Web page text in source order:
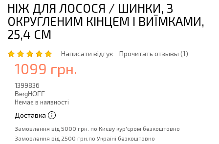
НІЖ ДЛЯ ЛОСОСЯ / ШИНКИ, З
ОКРУГЛЕНИМ КІНЦЕМ І ВИЇМКАМИ,
25,4 СМ
Написати відгук Прочитать отзывы (1)
1099 грн.
1399836
BergHOFF
Немає в наявності
Доставка
Замовлення від 5000 грн. по Києву кур'єром безкоштовно
Замовлення від 2500 грн.по Україні безкоштовно